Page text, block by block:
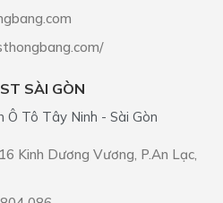
SÀI GÒN
Ô Tô Tây Ninh - Sài Gòn
Kinh Dương Vương, P.An Lạc,